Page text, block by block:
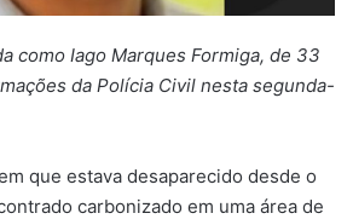
como Iago Marques Formiga, de 33
da Polícia Civil nesta segunda-
que estava desaparecido desde o
carbonizado em uma área de